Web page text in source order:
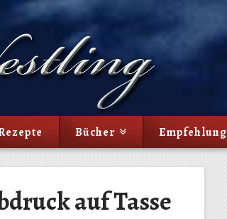
Bücher Empfehlung
auf Tasse